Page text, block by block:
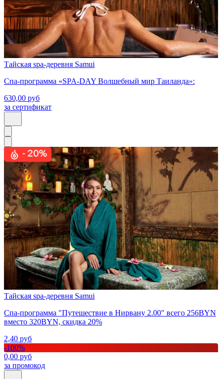
Тайская spa-деревня Samui
Спа-программа «SPA-DAY Волшебный мир Таиланда»:
630,00 руб
за сертификат
Тайская spa-деревня Samui
Спа-программа "Путешествие в Нирвану 2.00" всего 256BYN
вместо 320BYN, скидка 20%
2,40 руб
-100%
0,00 руб
за промокод